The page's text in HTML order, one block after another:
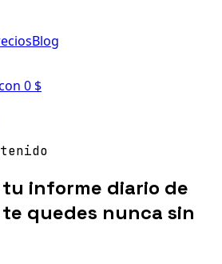
Blog
0 $
informe diario de
quedes nunca sin